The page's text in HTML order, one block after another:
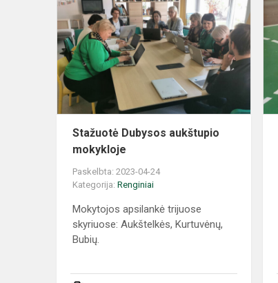
Stažuotė Dubysos aukštupio
mokykloje
Paskelbta: 2023-04-24
Kategorija: Renginiai
Mokytojos apsilankė trijuose
skyriuose: Aukštelkės, Kurtuvėnų,
Bubių.